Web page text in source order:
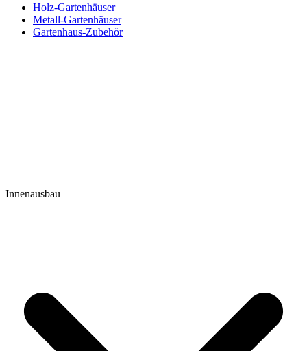
Holz-Gartenhäuser
Metall-Gartenhäuser
Gartenhaus-Zubehör
Innenausbau